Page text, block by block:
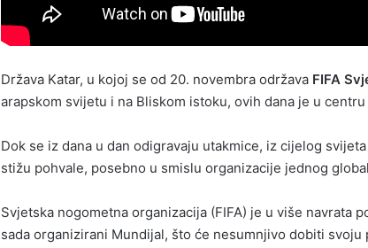
Država Katar, u kojoj se od 20. novembra održava FIFA
arapskom svijetu i na Bliskom istoku, ovih dana je u
Dok se iz dana u dan odigravaju utakmice, iz cijelog
stižu pohvale, posebno u smislu organizacije jednog
Svjetska nogometna organizacija (FIFA) je u više navrata
sada organizirani Mundijal, što će nesumnjivo dobiti svoju